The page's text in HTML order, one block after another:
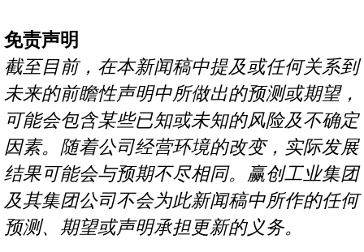
免责声明
截至目前，在本新闻稿中提及或任何关系到
未来的前瞻性声明中所做出的预测或期望，
可能会包含某些已知或未知的风险及不确定
因素。随着公司经营环境的改变，实际发展
结果可能会与预期不尽相同。赢创工业集团
及其集团公司不会为此新闻稿中所作的任何
预测、期望或声明承担更新的义务。